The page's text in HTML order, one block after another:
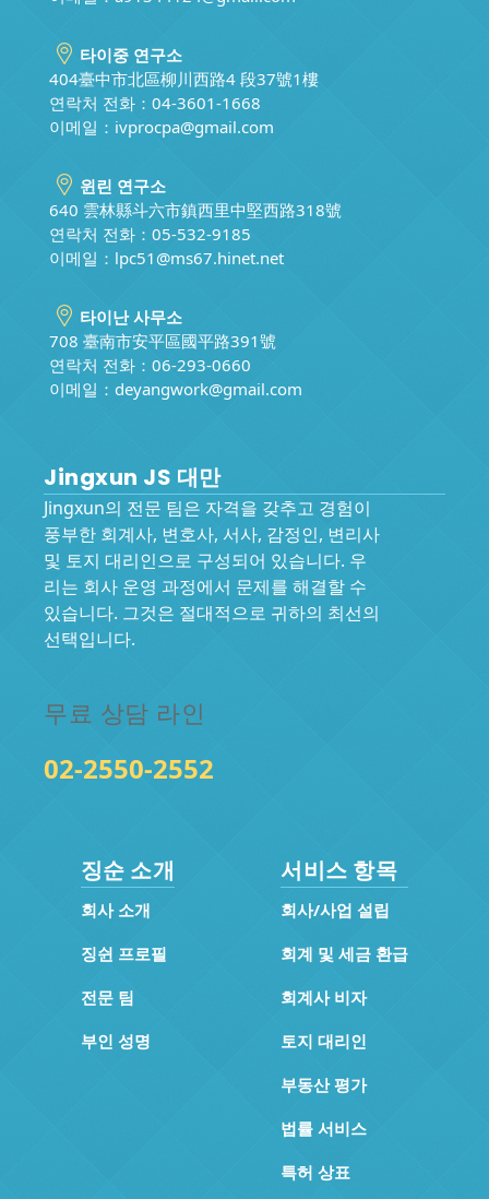
타이중 연구소
404臺中市北區柳川西路4 段37號1樓
연락처 전화：04-3601-1668
이메일： ivprocpa@gmail.com
윈린 연구소
640 雲林縣斗六市鎮西里中堅西路318號
연락처 전화：05-532-9185
이메일： lpc51@ms67.hinet.net
타이난 사무소
708 臺南市安平區國平路391號
연락처 전화：06-293-0660
이메일： deyangwork@gmail.com
Jingxun JS 대만
Jingxun의 전문 팀은 자격을 갖추고 경험이
풍부한 회계사, 변호사, 서사, 감정인, 변리사
및 토지 대리인으로 구성되어 있습니다. 우
리는 회사 운영 과정에서 문제를 해결할 수
있습니다. 그것은 절대적으로 귀하의 최선의
선택입니다.
무료 상담 라인
02-2550-2552
징순 소개
회사 소개
징쉰 프로필
전문 팀
부인 성명
서비스 항목
회사/사업 설립
회계 및 세금 환급
회계사 비자
토지 대리인
부동산 평가
법률 서비스
특허 상표